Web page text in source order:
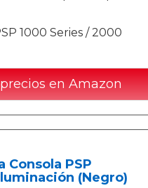
1000 Series / 2000
en Amazon
Consola PSP
(Negro)